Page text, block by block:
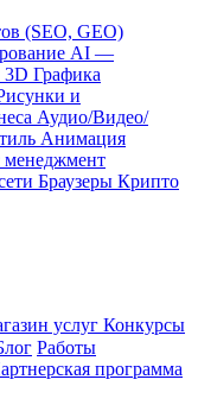
(SEO, GEO)
AI —
3D Графика
и
Аудио/Видео/
Анимация
менеджмент
Браузеры Крипто
услуг Конкурсы
Работы
программа